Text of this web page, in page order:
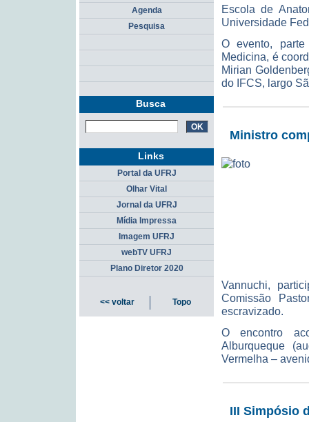
Escola de
Universidade
O evento,
Medicina, é
Mirian
do IFCS, largo
Ministro
Vannuchi,
Comissão
escravizado.
O encontro
Alburqueque
Vermelha –
III Simpósio
Agenda
Pesquisa
Busca
Links
Portal da UFRJ
Olhar Vital
Jornal da UFRJ
Mídia Impressa
Imagem UFRJ
webTV UFRJ
Plano Diretor 2020
<< voltar Topo